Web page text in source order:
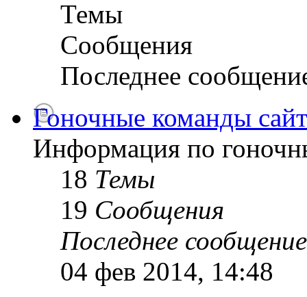
Темы
Сообщения
Последнее
Гоночные команды
Информация по
18 Темы
19 Сообщения
Последнее сообщение
04 фев 2014, 14:48